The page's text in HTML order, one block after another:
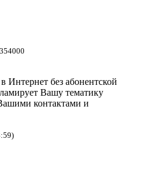
без абонентской
Вашу тематику
контактами и